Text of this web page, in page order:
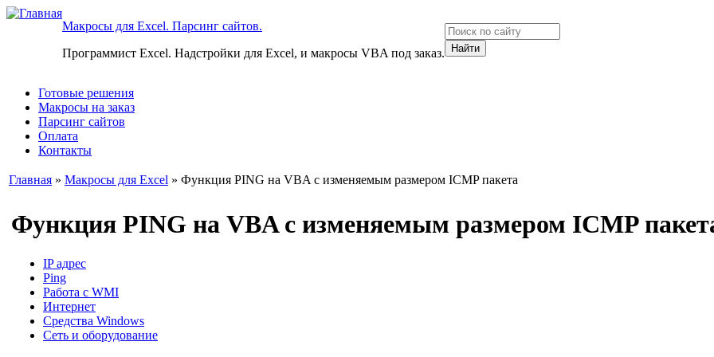
Макросы для Excel. Парсинг сайтов.
Программист Excel. Надстройки для Excel, и макросы VBA под заказ.
Готовые решения
Макросы на заказ
Парсинг сайтов
Оплата
Контакты
Главная » Макросы для Excel » Функция PING на VBA с изменяемым размером ICMP пакета
Функция PING на VBA с изменяемым размером ICMP
IP адрес
Ping
Работа с WMI
Интернет
Средства Windows
Сеть и оборудование